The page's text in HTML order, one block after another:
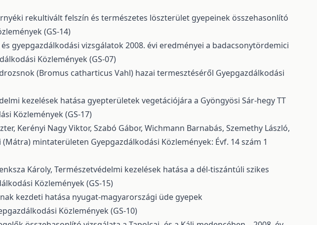
rekultivált felszín és természetes löszterület gyepeinek összehasonlító
(GS-14)
gyepgazdálkodási vizsgálatok 2008. évi eredményei a badacsonytördemici
Közlemények (GS-07)
(Bromus catharticus Vahl) hazai termesztéséről Gyepgazdálkodási
kezelések hatása gyepterületek vegetációjára a Gyöngyösi Sár-hegy TT
Közlemények (GS-17)
Kerényi Nagy Viktor, Szabó Gábor, Wichmann Barnabás, Szemethy László,
(Mátra) mintaterületen Gyepgazdálkodási Közlemények: Évf. 14 szám 1
Károly, Természetvédelmi kezelések hatása a dél-tiszántúli szikes
Közlemények (GS-15)
kezdeti hatása nyugat-magyarországi üde gyepek
Közlemények (GS-10)